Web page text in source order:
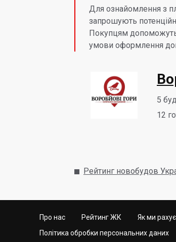
Для ознайомлення з
запрошують
Покупцям допоможуть
умови оформлення
5
12
Рейтинг новобудов
Про нас Рейтинг ЖК Як ми
Політика обробки персональних даних